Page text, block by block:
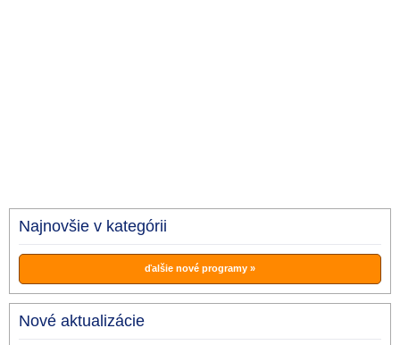
Najnovšie v kategórii
ďalšie nové programy »
Nové aktualizácie